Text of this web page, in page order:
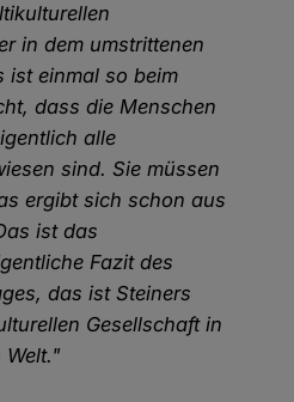
in dem umstrittenen
ist einmal so beim
dass die Menschen
alle
sind. Sie müssen
ergibt sich schon aus
ist das
Fazit des
das ist Steiners
Gesellschaft in
Welt."